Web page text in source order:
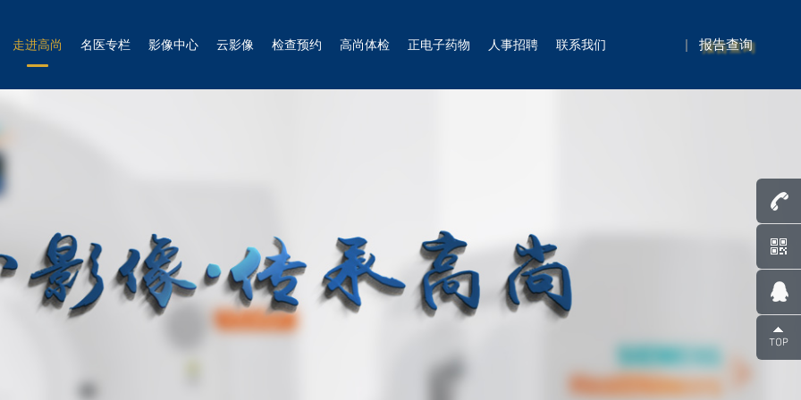
|报告查询
走进高尚 名医专栏 影像中心 云影像 检查预约 高尚体检 正电子药物 人事招聘 联系我们